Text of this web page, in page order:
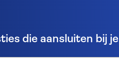
die aansluiten bij